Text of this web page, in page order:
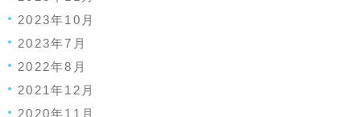
2023年10月
2023年7月
2022年8月
2021年12月
2020年11月